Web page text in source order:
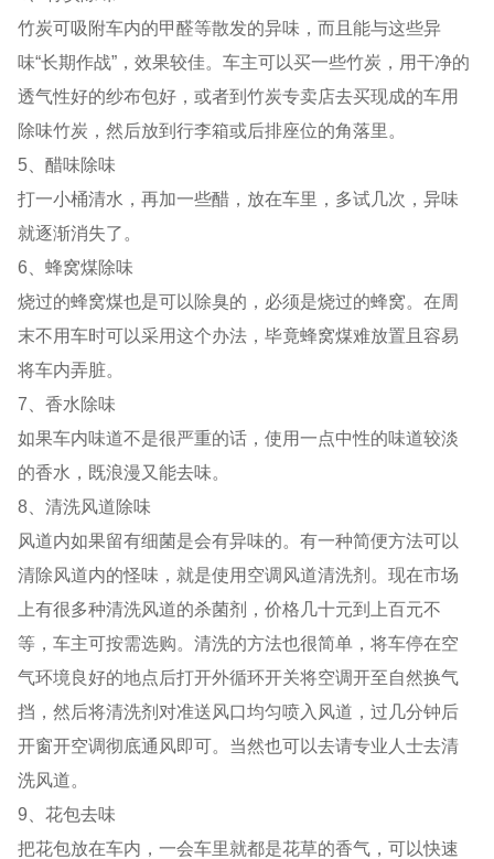
竹炭可吸附车内的甲醛等散发的异味，而且能与这些异
味“长期作战”，效果较佳。车主可以买一些竹炭，用干净的
透气性好的纱布包好，或者到竹炭专卖店去买现成的车用
除味竹炭，然后放到行李箱或后排座位的角落里。
5、醋味除味
打一小桶清水，再加一些醋，放在车里，多试几次，异味
就逐渐消失了。
6、蜂窝煤除味
烧过的蜂窝煤也是可以除臭的，必须是烧过的蜂窝。在周
末不用车时可以采用这个办法，毕竟蜂窝煤难放置且容易
将车内弄脏。
7、香水除味
如果车内味道不是很严重的话，使用一点中性的味道较淡
的香水，既浪漫又能去味。
8、清洗风道除味
风道内如果留有细菌是会有异味的。有一种简便方法可以
清除风道内的怪味，就是使用空调风道清洗剂。现在市场
上有很多种清洗风道的杀菌剂，价格几十元到上百元不
等，车主可按需选购。清洗的方法也很简单，将车停在空
气环境良好的地点后打开外循环开关将空调开至自然换气
挡，然后将清洗剂对准送风口均匀喷入风道，过几分钟后
开窗开空调彻底通风即可。当然也可以去请专业人士去清
洗风道。
9、花包去味
把花包放在车内，一会车里就都是花草的香气，可以快速